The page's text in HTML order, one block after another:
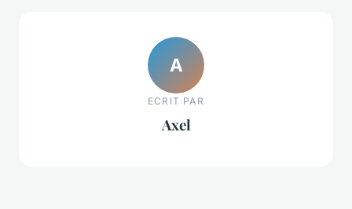
A
ECRIT PAR
Axel